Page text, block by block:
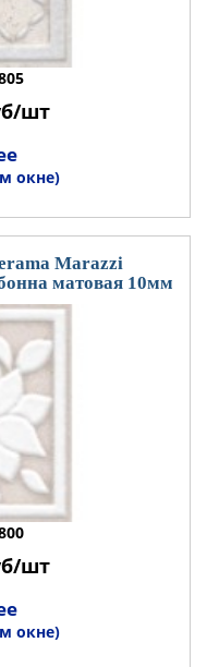
шт
окне)
Marazzi
матовая 10мм
шт
окне)